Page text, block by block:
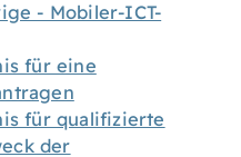
- Mobiler-ICT-
für eine
für qualifizierte
der